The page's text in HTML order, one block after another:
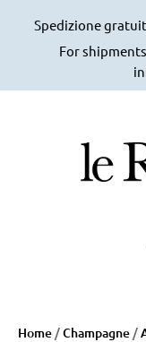
Spedizione
For
Home /Champagne /